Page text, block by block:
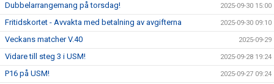
Dubbelarrangemang på torsdag! 2025-09-30 15:00
Fritidskortet - Avvakta med betalning av avgifterna 2025-09-30 09:10
Veckans matcher V.40 2025-09-29
Vidare till steg 3 i USM! 2025-09-28 19:24
P16 på USM! 2025-09-27 09:24